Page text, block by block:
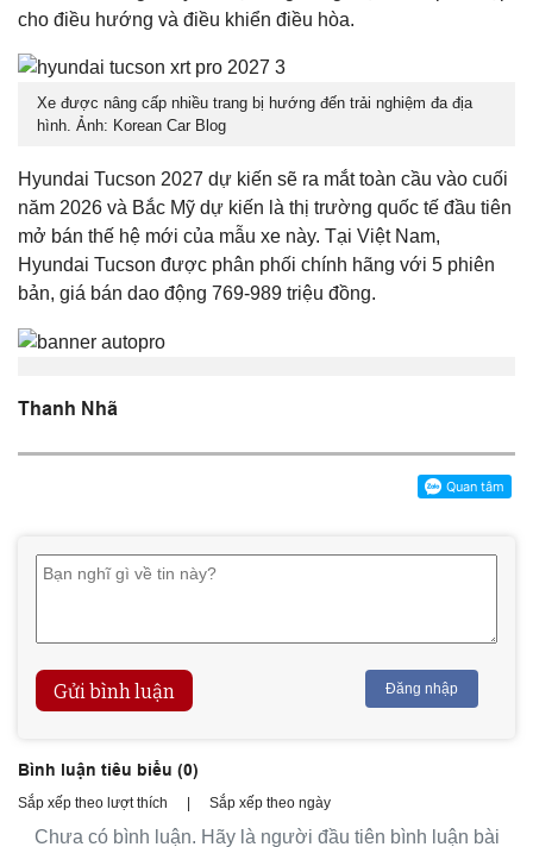
cho điều hướng và điều khiển điều hòa.
Xe được nâng cấp nhiều trang bị hướng đến trải nghiệm đa địa
hình. Ảnh: Korean Car Blog
Hyundai Tucson 2027 dự kiến ​​sẽ ra mắt toàn cầu vào cuối
năm 2026 và Bắc Mỹ dự kiến là thị trường quốc tế đầu tiên
mở bán thế hệ mới của mẫu xe này. Tại Việt Nam,
Hyundai Tucson được phân phối chính hãng với 5 phiên
bản, giá bán dao động 769-989 triệu đồng.
Thanh Nhã
Gửi bình luận Đăng nhập
Bình luận tiêu biểu (0)
Sắp xếp theo lượt thích Sắp xếp theo ngày
Chưa có bình luận. Hãy là người đầu tiên bình luận bài